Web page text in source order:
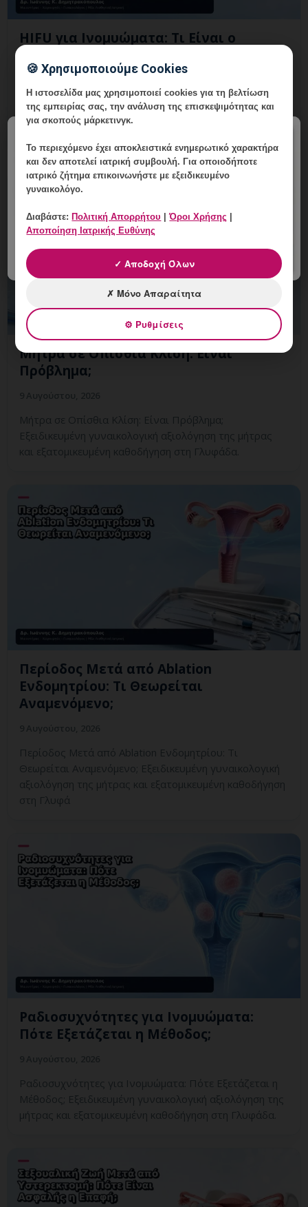
HIFU για Ινομυώματα: Τι Είναι ο
9 Αυγούστου, 2026
HIFU για Ινομυώματα: Τι Είναι ο Εστιασμένος
Υπέρηχος; Εξειδικευμένη γυναικολογική αξιολόγηση της
Μήτρα σε Οπίσθια Κλίση: Είναι
Πρόβλημα;
Μήτρα σε Οπίσθια Κλίση: Είναι Πρόβλημα;
Εξειδικευμένη γυναικολογική αξιολόγηση της μήτρας
και εξατομικευμένη καθοδήγηση στη Γλυφάδα.
Περίοδος Μετά από Ablation
Ενδομητρίου: Τι Θεωρείται
Αναμενόμενο;
Περίοδος Μετά από Ablation Ενδομητρίου: Τι
Θεωρείται Αναμενόμενο; Εξειδικευμένη γυναικολογική
αξιολόγηση της μήτρας και εξατομικευμένη καθοδήγηση
στη Γλυφά
Ραδιοσυχνότητες για Ινομυώματα:
Πότε Εξετάζεται η Μέθοδος;
Ραδιοσυχνότητες για Ινομυώματα: Πότε Εξετάζεται η
Μέθοδος; Εξειδικευμένη γυναικολογική αξιολόγηση της
μήτρας και εξατομικευμένη καθοδήγηση στη Γλυφάδα.
🍪 Χρησιμοποιούμε Cookies
Η ιστοσελίδα μας χρησιμοποιεί cookies για τη βελτίωση
της εμπειρίας σας, την ανάλυση της επισκεψιμότητας και
για σκοπούς μάρκετινγκ.
Το περιεχόμενο έχειαποκλειστικά ενημερωτικό χαρακτήρα
και δεν αποτελεί ιατρική συμβουλή. Για οποιοδήποτε
ιατρικό ζήτημα επικοινωνήστε με εξειδικευμένο
γυναικολόγο.
Διαβάστε:Πολιτική Απορρήτου |Όροι Χρήσης |
Αποποίηση Ιατρικής Ευθύνης
✓ Αποδοχή Όλων
✗ Μόνο Απαραίτητα
⚙ Ρυθμίσεις